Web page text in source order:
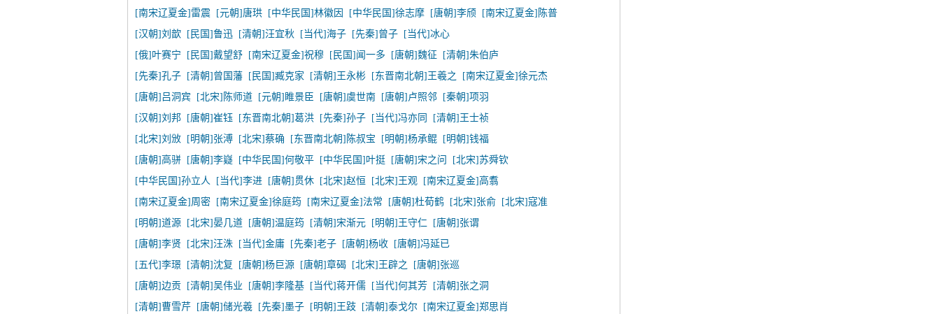
[南宋辽夏金]雷震
[元朝]唐珙 [中华民国]林徽因 [中华民国]徐志摩 [唐朝]李颀
[南宋辽夏金]陈普
[汉朝]刘歆
[民国]鲁迅 [清朝]汪宜秋 [当代]海子 [先秦]曾子
[当代]冰心
[俄]叶赛宁
[民国]戴望舒 [南宋辽夏金]祝穆 [民国]闻一多 [唐朝]魏征
[清朝]朱伯庐
[先秦]孔子
[清朝]曾国藩 [民国]臧克家 [清朝]王永彬 [东晋南北朝]王羲之
[南宋辽夏金]徐元杰
[唐朝]吕洞宾
[北宋]陈师道 [元朝]睢景臣 [唐朝]虞世南 [唐朝]卢照邻
[秦朝]项羽
[汉朝]刘邦
[唐朝]崔钰 [东晋南北朝]葛洪 [先秦]孙子 [当代]冯亦同
[清朝]王士祯
[北宋]刘攽
[明朝]张溥 [北宋]蔡确 [东晋南北朝]陈叔宝 [明朝]杨承鲲
[明朝]钱福
[唐朝]高骈
[唐朝]李嶷 [中华民国]何敬平 [中华民国]叶挺 [唐朝]宋之问
[北宋]苏舜钦
[中华民国]孙立人
[当代]李进 [唐朝]贯休 [北宋]赵恒 [北宋]王观
[南宋辽夏金]高翥
[南宋辽夏金]周密
[南宋辽夏金]徐庭筠 [南宋辽夏金]法常 [唐朝]杜荀鹤 [北宋]张俞
[北宋]寇准
[明朝]道源
[北宋]晏几道 [唐朝]温庭筠 [清朝]宋渐元 [明朝]王守仁
[唐朝]张谓
[唐朝]李贤
[北宋]汪洙 [当代]金庸 [先秦]老子 [唐朝]杨收
[唐朝]冯延已
[五代]李璟
[清朝]沈复 [唐朝]杨巨源 [唐朝]章碣 [北宋]王辟之
[唐朝]张巡
[唐朝]边贡
[清朝]吴伟业 [唐朝]李隆基 [当代]蒋开儒 [当代]何其芳
[清朝]张之洞
[清朝]曹雪芹
[唐朝]储光羲 [先秦]墨子 [明朝]王跂 [清朝]泰戈尔
[南宋辽夏金]郑思肖